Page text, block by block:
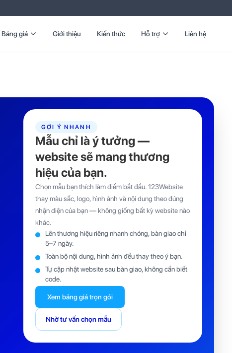
Bảng giá Giới thiệu Kiến thức Hỗ trợ Liên hệ
GỢI Ý NHANH
Mẫu chỉ là ý tưởng —
website sẽ mang thương
hiệu của bạn.
Chọn mẫu bạn thích làm điểm bắt đầu. 123Website
thay màu sắc, logo, hình ảnh và nội dung theo đúng
nhận diện của bạn — không giống bất kỳ website nào
khác.
Lên thương hiệu riêng nhanh chóng, bàn giao chỉ
5–7 ngày.
Toàn bộ nội dung, hình ảnh đều thay theo ý bạn.
Tự cập nhật website sau bàn giao, không cần biết
code.
Xem bảng giá trọn gói
Nhờ tư vấn chọn mẫu